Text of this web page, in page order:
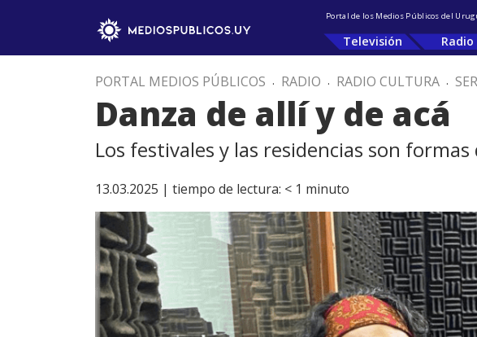
Portal de los Medios Públicos del
Televisión Radio
PORTAL MEDIOS PÚBLICOS . RADIO . RADIO CULTURA .
Danza de allí y de acá
Los festivales y las residencias son
13.03.2025 | tiempo de lectura: < 1 minuto